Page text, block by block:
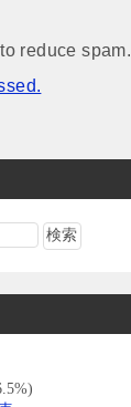
reduce spam.